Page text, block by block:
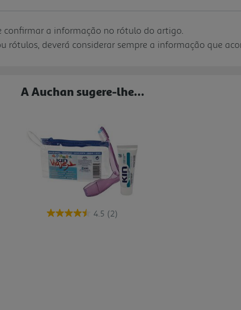
confirmar a informação no rótulo do artigo.
rótulos, deverá considerar sempre a informação que
A Auchan sugere-lhe...
4.5 (2)